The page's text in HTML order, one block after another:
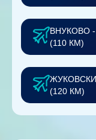
ВНУКОВО
(110 КМ)
(120 КМ)